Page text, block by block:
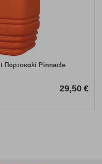
Πορτοκαλί Pinnacle
29,50 €